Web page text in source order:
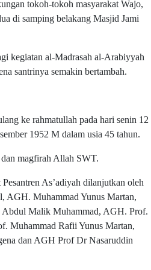
tokoh-tokoh masyarakat Wajo,
di samping belakang Masjid Jami
kegiatan al-Madrasah al-Arabiyyah
santrinya semakin bertambah.
ke rahmatullah pada hari senin 12
1952 M dalam usia 45 tahun.
magfirah Allah SWT.
As’adiyah dilanjutkan oleh
AGH. Muhammad Yunus Martan,
Malik Muhammad, AGH. Prof.
Muhammad Rafii Yunus Martan,
dan AGH Prof Dr Nasaruddin